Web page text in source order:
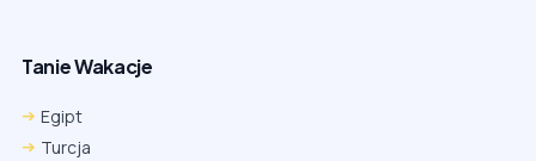
Tanie Wakacje
Egipt
Turcja